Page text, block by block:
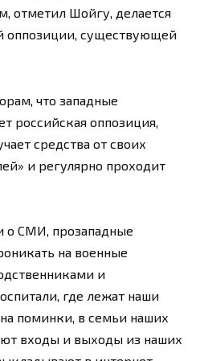
отметил Шойгу, делается
оппозиции, существующей
что западные
российская оппозиция,
средства от своих
и регулярно проходит
о СМИ, прозападные
на военные
и
где лежат наши
поминки, в семьи наших
входы и выходы из наших